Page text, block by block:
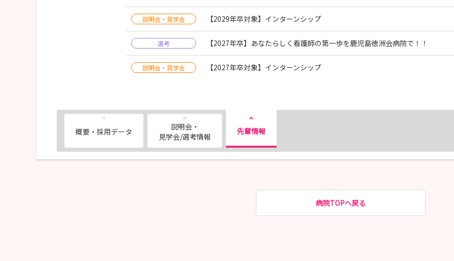
説明会・見学会 【2029年卒対象】インターンシップ
選考 【2027年卒】あなたらしく看護師の第一歩を鹿児島徳洲会病院で！！
説明会・見学会 【2027年卒対象】インターンシップ
概要・採用データ
説明会・
見学会/選考情報
先輩情報
病院TOPへ戻る